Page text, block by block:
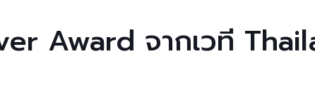
Award จากเวที